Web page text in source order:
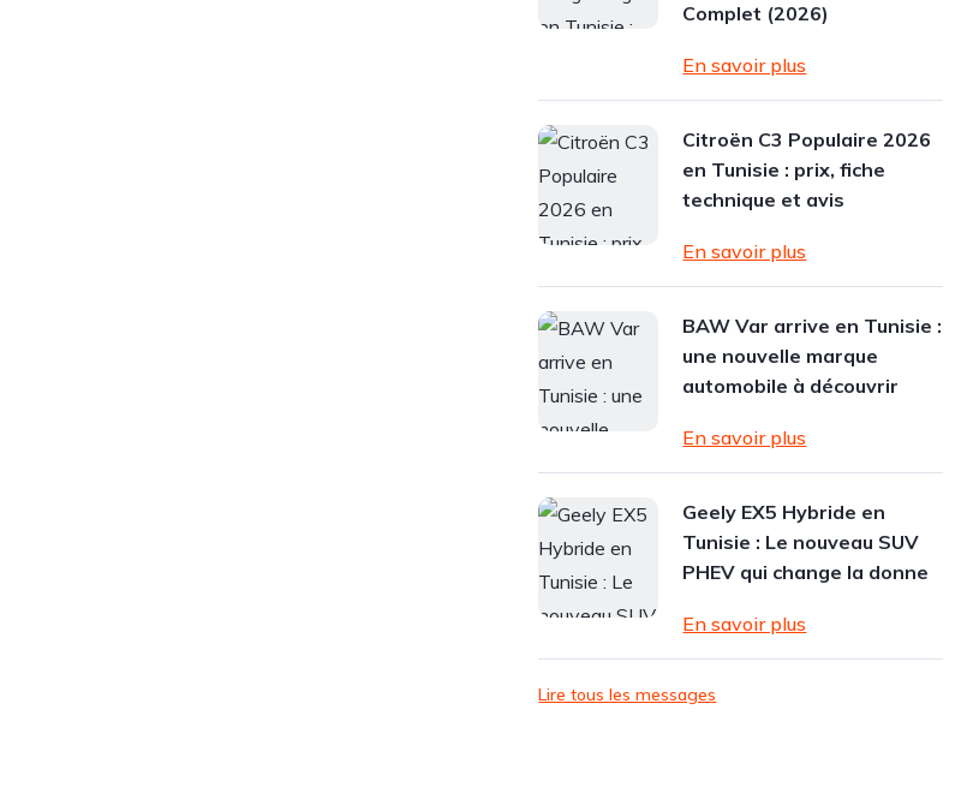
Complet (2026)
En savoir plus
Citroën C3 Populaire 2026
en Tunisie : prix, fiche
technique et avis
En savoir plus
BAW Var arrive en Tunisie :
une nouvelle marque
automobile à découvrir
En savoir plus
Geely EX5 Hybride en
Tunisie : Le nouveau SUV
PHEV qui change la donne
En savoir plus
Lire tous les messages